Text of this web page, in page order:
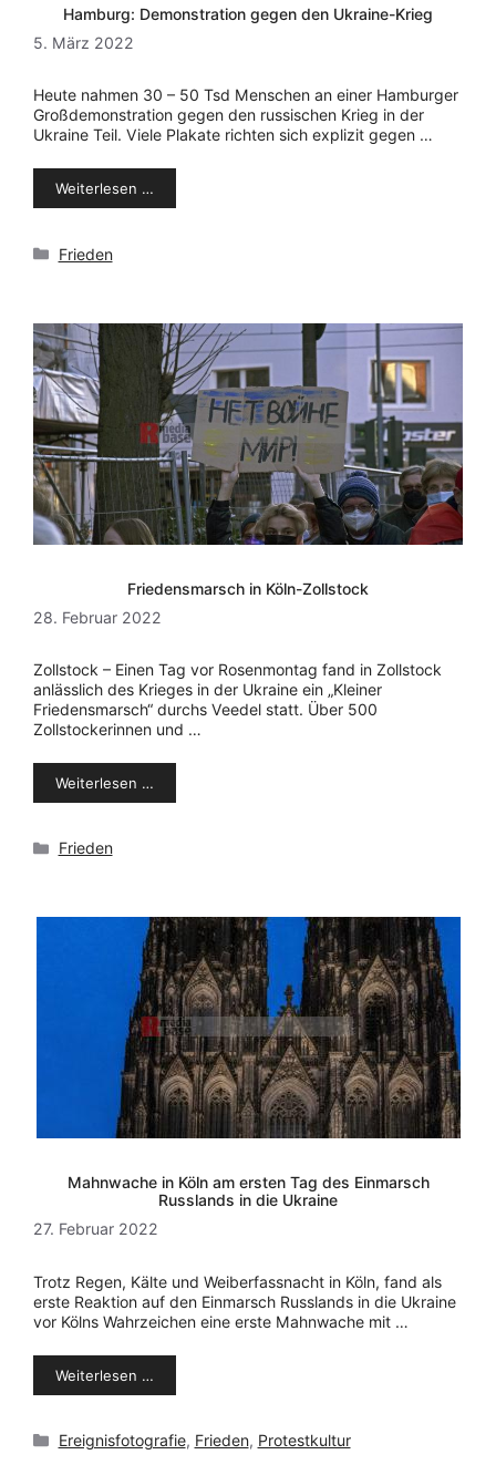
Hamburg: Demonstration gegen den Ukraine-Krieg
5. März 2022
Heute nahmen 30 – 50 Tsd Menschen an einer Hamburger
Großdemonstration gegen den russischen Krieg in der
Ukraine Teil. Viele Plakate richten sich explizit gegen …
Weiterlesen …
Kategorien
Frieden
Friedensmarsch in Köln-Zollstock
28. Februar 2022
Zollstock – Einen Tag vor Rosenmontag fand in Zollstock
anlässlich des Krieges in der Ukraine ein „Kleiner
Friedensmarsch“ durchs Veedel statt. Über 500
Zollstockerinnen und …
Weiterlesen …
Kategorien
Frieden
Mahnwache in Köln am ersten Tag des Einmarsch
Russlands in die Ukraine
27. Februar 2022
Trotz Regen, Kälte und Weiberfassnacht in Köln, fand als
erste Reaktion auf den Einmarsch Russlands in die Ukraine
vor Kölns Wahrzeichen eine erste Mahnwache mit …
Weiterlesen …
Kategorien
Ereignisfotografie, Frieden, Protestkultur